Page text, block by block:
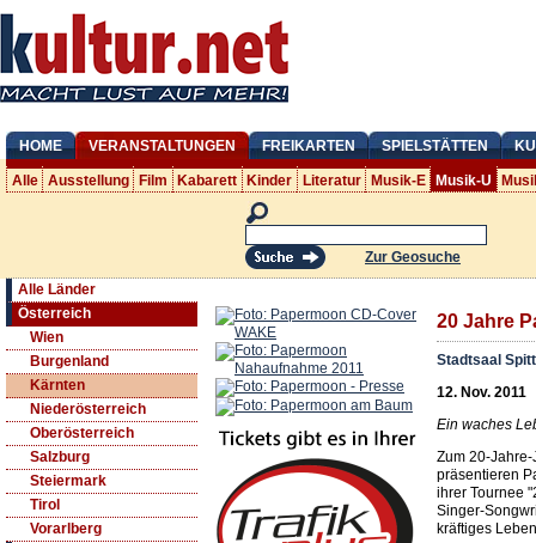
HOME VERANSTALTUNGEN FREIKARTEN SPIELSTÄTTEN
Alle Ausstellung Film Kabarett Kinder Literatur Musik-E Musik-U
Zur Geosuche
Alle Länder
Österreich
Wien
Burgenland
Kärnten
Niederösterreich
Oberösterreich
Salzburg
Steiermark
Tirol
Vorarlberg
20 Jahre
Stadtsaal
12. Nov. 2011
Ein waches
Zum 20-
präsentieren
ihrer Tournee
Singer-
kräftiges